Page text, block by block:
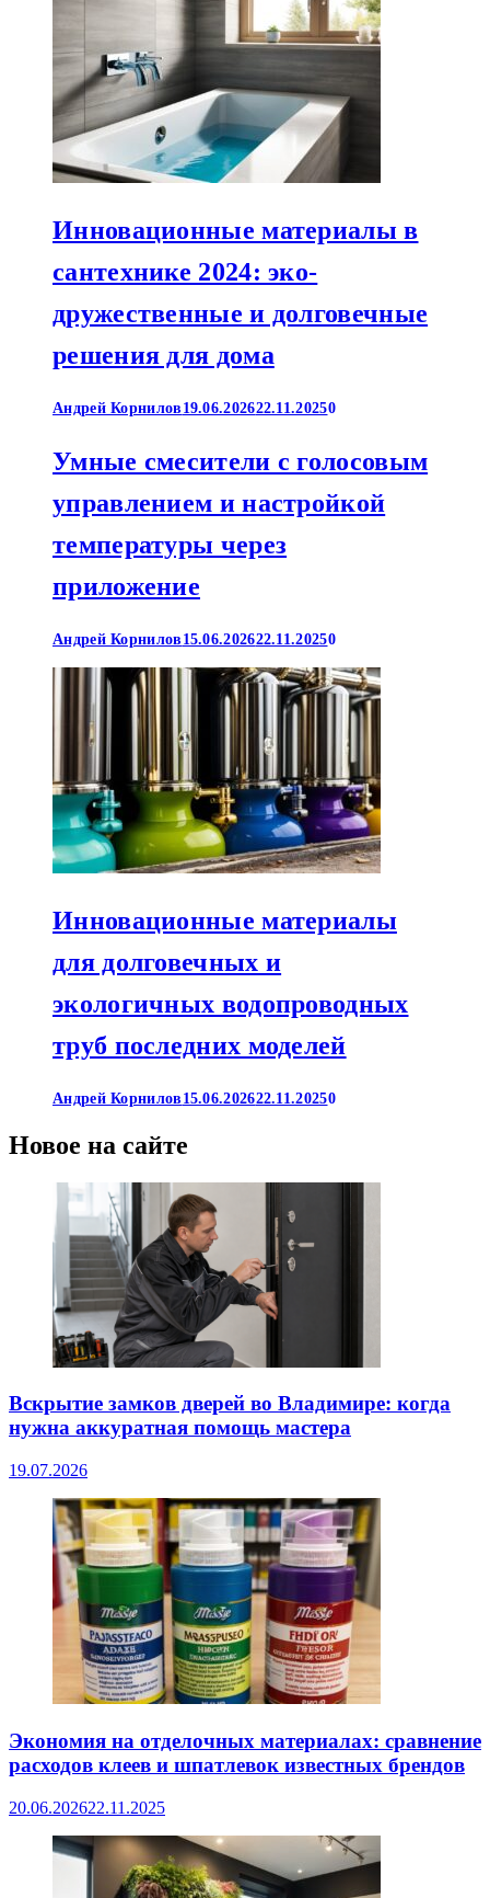
Инновационные материалы в
сантехнике 2024: эко-
дружественные и долговечные
решения для дома
Андрей Корнилов 19.06.202622.11.20250
Умные смесители с голосовым
управлением и настройкой
температуры через
приложение
Андрей Корнилов 15.06.202622.11.20250
Инновационные материалы
для долговечных и
экологичных водопроводных
труб последних моделей
Андрей Корнилов 15.06.202622.11.20250
Новое на сайте
Вскрытие замков дверей во Владимире: когда
нужна аккуратная помощь мастера
19.07.2026
Экономия на отделочных материалах: сравнение
расходов клеев и шпатлевок известных брендов
20.06.202622.11.2025